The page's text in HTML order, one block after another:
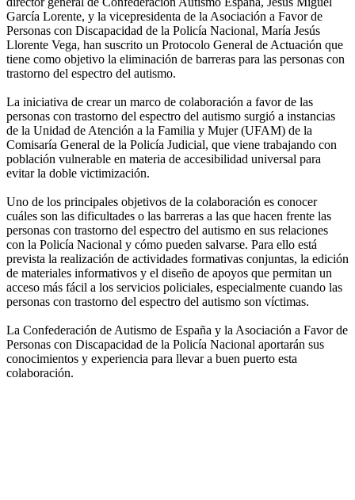
García Lorente, y la vicepresidenta de la Asociación a Favor de
Personas con Discapacidad de la Policía Nacional, María Jesús
Llorente Vega, han suscrito un Protocolo General de Actuación que
tiene como objetivo la eliminación de barreras para las personas con
trastorno del espectro del autismo.
La iniciativa de crear un marco de colaboración a favor de las
personas con trastorno del espectro del autismo surgió a instancias
de la Unidad de Atención a la Familia y Mujer (UFAM) de la
Comisaría General de la Policía Judicial, que viene trabajando con
población vulnerable en materia de accesibilidad universal para
evitar la doble victimización.
Uno de los principales objetivos de la colaboración es conocer
cuáles son las dificultades o las barreras a las que hacen frente las
personas con trastorno del espectro del autismo en sus relaciones
con la Policía Nacional y cómo pueden salvarse. Para ello está
prevista la realización de actividades formativas conjuntas, la edición
de materiales informativos y el diseño de apoyos que permitan un
acceso más fácil a los servicios policiales, especialmente cuando las
personas con trastorno del espectro del autismo son víctimas.
La Confederación de Autismo de España y la Asociación a Favor de
Personas con Discapacidad de la Policía Nacional aportarán sus
conocimientos y experiencia para llevar a buen puerto esta
colaboración.